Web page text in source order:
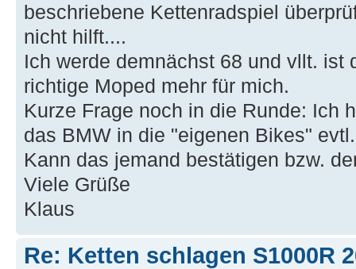
beschriebene Kettenradspiel
nicht hilft....
Ich werde demnächst 68 und vllt. ist
richtige Moped mehr für mich.
Kurze Frage noch in die Runde: Ich
das BMW in die "eigenen Bikes"
Kann das jemand bestätigen bzw.
Viele Grüße
Klaus
Re: Ketten schlagen S1000R